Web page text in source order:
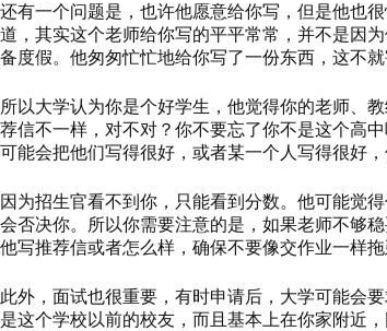
还有一个问题是，也许他愿意给你写，但是他也
道，其实这个老师给你写的平平常常，并不是因
备度假。他匆匆忙忙地给你写了一份东西，这不就
所以大学认为你是个好学生，他觉得你的老师、
荐信不一样，对不对？你不要忘了你不是这个高
可能会把他们写得很好，或者某一个人写得很好
因为招生官看不到你，只能看到分数。他可能觉
会否决你。所以你需要注意的是，如果老师不够
他写推荐信或者怎么样，确保不要像交作业一样
此外，面试也很重要，有时申请后，大学可能会
是这个学校以前的校友，而且基本上在你家附近